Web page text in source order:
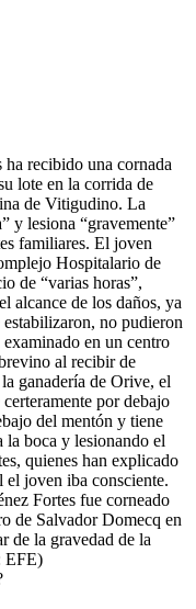
recibido una cornada
lote en la corrida de
de Vitigudino. La
y lesiona “gravemente”
familiares. El joven
Hospitalario de
de “varias horas”,
alcance de los daños, ya
no pudieron
en un centro
al recibir de
ganadería de Orive, el
por debajo
del mentón y tiene
la boca y lesionando el
quienes han explicado
el joven iba consciente.
Fortes fue corneado
de Salvador Domecq en
de la gravedad de la
EFE)